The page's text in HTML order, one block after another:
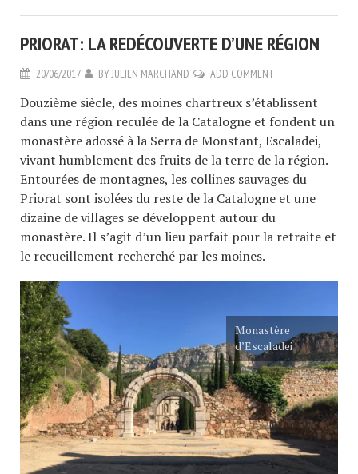
PRIORAT: LA REDÉCOUVERTE D’UNE RÉGION
20/06/2017 BYJULIEN MARCHAND ADD COMMENT
Douzième siècle, des moines chartreux s’établissent
dans une région reculée de la Catalogne et fondent un
monastère adossé à la Serra de Monstant, Escaladei,
vivant humblement des fruits de la terre de la région.
Entourées de montagnes, les collines sauvages du
Priorat sont isolées du reste de la Catalogne et une
dizaine de villages se développent autour du
monastère. Il s’agit d’un lieu parfait pour la retraite et
le recueillement recherché par les moines.
Monastère
d’Escaladei